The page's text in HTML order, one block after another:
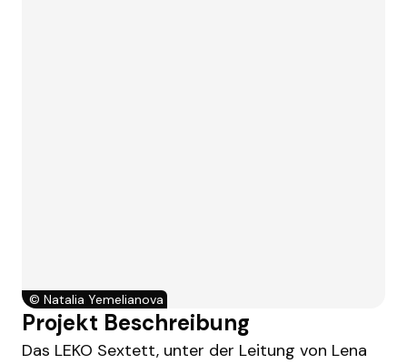
© Natalia Yemelianova
Projekt Beschreibung
Das LEKO Sextett, unter der Leitung von Lena